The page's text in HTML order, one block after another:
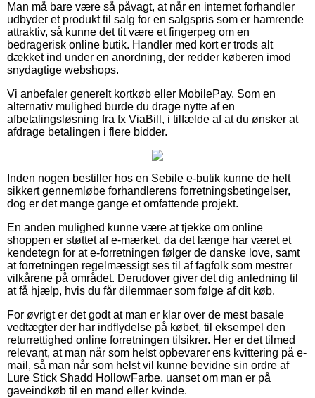
Man må bare være så påvagt, at når en internet forhandler
udbyder et produkt til salg for en salgspris som er hamrende
attraktiv, så kunne det tit være et fingerpeg om en
bedragerisk online butik. Handler med kort er trods alt
dækket ind under en anordning, der redder køberen imod
snydagtige webshops.
Vi anbefaler generelt kortkøb eller MobilePay. Som en
alternativ mulighed burde du drage nytte af en
afbetalingsløsning fra fx ViaBill, i tilfælde af at du ønsker at
afdrage betalingen i flere bidder.
Inden nogen bestiller hos en Sebile e-butik kunne de helt
sikkert gennemløbe forhandlerens forretningsbetingelser,
dog er det mange gange et omfattende projekt.
En anden mulighed kunne være at tjekke om online
shoppen er støttet af e-mærket, da det længe har været et
kendetegn for at e-forretningen følger de danske love, samt
at forretningen regelmæssigt ses til af fagfolk som mestrer
vilkårene på området. Derudover giver det dig anledning til
at få hjælp, hvis du får dilemmaer som følge af dit køb.
For øvrigt er det godt at man er klar over de mest basale
vedtægter der har indflydelse på købet, til eksempel den
returrettighed online forretningen tilsikrer. Her er det tilmed
relevant, at man når som helst opbevarer ens kvittering på e-
mail, så man når som helst vil kunne bevidne sin ordre af
Lure Stick Shadd HollowFarbe, uanset om man er på
gaveindkøb til en mand eller kvinde.